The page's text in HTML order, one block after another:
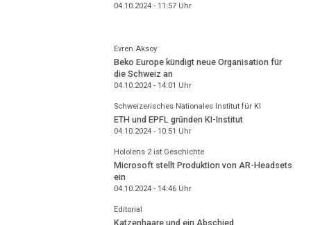
04.10.2024 - 11:57Uhr
Evren Aksoy
Beko Europe kündigt neue Organisation für
die Schweiz an
04.10.2024 - 14:01 Uhr
Schweizerisches Nationales Institut für KI
ETH und EPFL gründen KI-Institut
04.10.2024 - 10:51 Uhr
Hololens 2 ist Geschichte
Microsoft stellt Produktion von AR-Headsets
ein
04.10.2024 - 14:46Uhr
Editorial
Katzenhaare und ein Abschied